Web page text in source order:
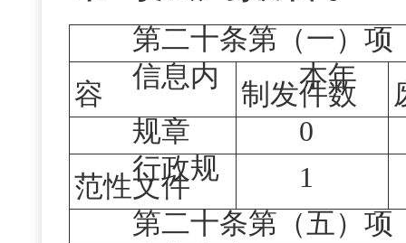
第二十条第（一）项
信息内
容
本年
制发件数
规章
0
行政规
范性文件
1
第二十条第（五）项